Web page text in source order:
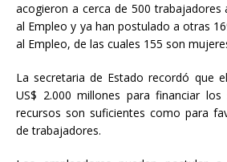
acogieron a cerca de 500 trabajadores
al Empleo y ya han postulado a otras
al Empleo, de las cuales 155 son
La secretaria de Estado recordó que
US$ 2.000 millones para financiar
recursos son suficientes como para
de trabajadores.